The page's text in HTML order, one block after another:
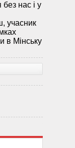
нас і у
учасник
в Мінську